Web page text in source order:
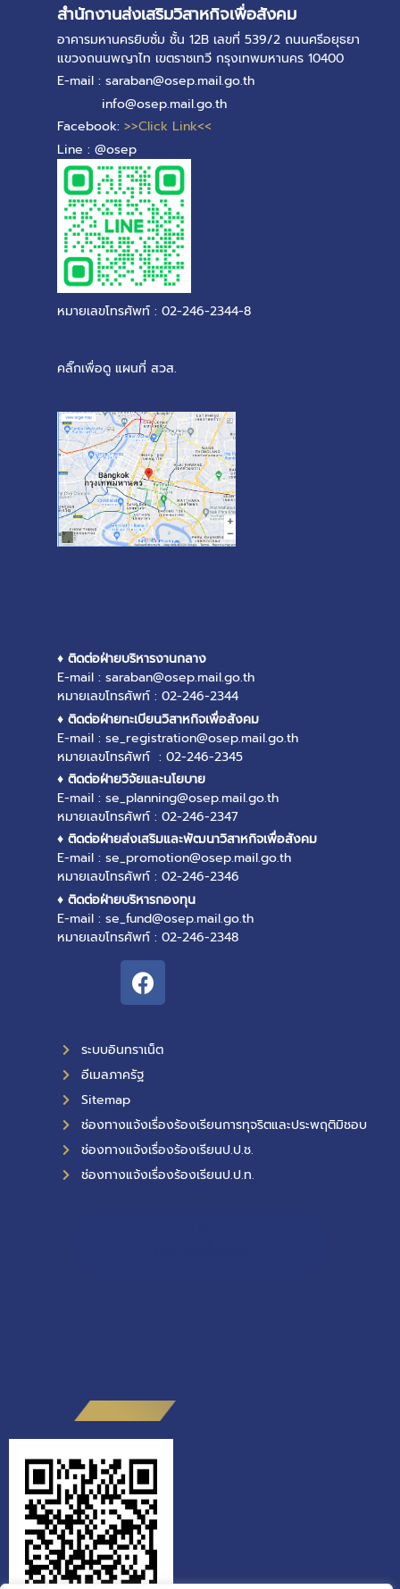
สำนักงานส่งเสริมวิสาหกิจเพื่อสังคม
อาคารมหานครยิบซั่ม ชั้น 12B เลขที่ 539/2 ถนนศรีอยุธยา
แขวงถนนพญาไท เขตราชเทวี กรุงเทพมหานคร 10400
E-mail : saraban@osep.mail.go.th
info@osep.mail.go.th
Facebook: >>Click Link<<
Line : @osep
หมายเลขโทรศัพท์ : 02-246-2344-8
คลิ๊กเพื่อดู แผนที่ สวส.
♦ ติดต่อฝ่ายบริหารงานกลาง
E-mail : saraban@osep.mail.go.th
หมายเลขโทรศัพท์ : 02-246-2344
♦ ติดต่อฝ่ายทะเบียนวิสาหกิจเพื่อสังคม
E-mail : se_registration@osep.mail.go.th
หมายเลขโทรศัพท์ : 02-246-2345
♦ ติดต่อฝ่ายวิจัยและนโยบาย
E-mail : se_planning@osep.mail.go.th
หมายเลขโทรศัพท์ : 02-246-2347
♦ ติดต่อฝ่ายส่งเสริมและพัฒนาวิสาหกิจเพื่อสังคม
E-mail : se_promotion@osep.mail.go.th
หมายเลขโทรศัพท์ : 02-246-2346
♦ ติดต่อฝ่ายบริหารกองทุน
E-mail : se_fund@osep.mail.go.th
หมายเลขโทรศัพท์ : 02-246-2348
ระบบอินทราเน็ต
อีเมลภาครัฐ
Sitemap
ช่องทางแจ้งเรื่องร้องเรียนการทุจริตและประพฤติมิชอบ
ช่องทางแจ้งเรื่องร้องเรียนป.ป.ช.
ช่องทางแจ้งเรื่องร้องเรียนป.ป.ท.